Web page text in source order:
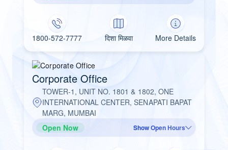
1800-572-7777 दिशा मिळवा More Details
Corporate Office
TOWER-1, UNIT NO. 1801 & 1802, ONE
INTERNATIONAL CENTER, SENAPATI BAPAT
MARG, MUMBAI
Open Now
Show Open Hours